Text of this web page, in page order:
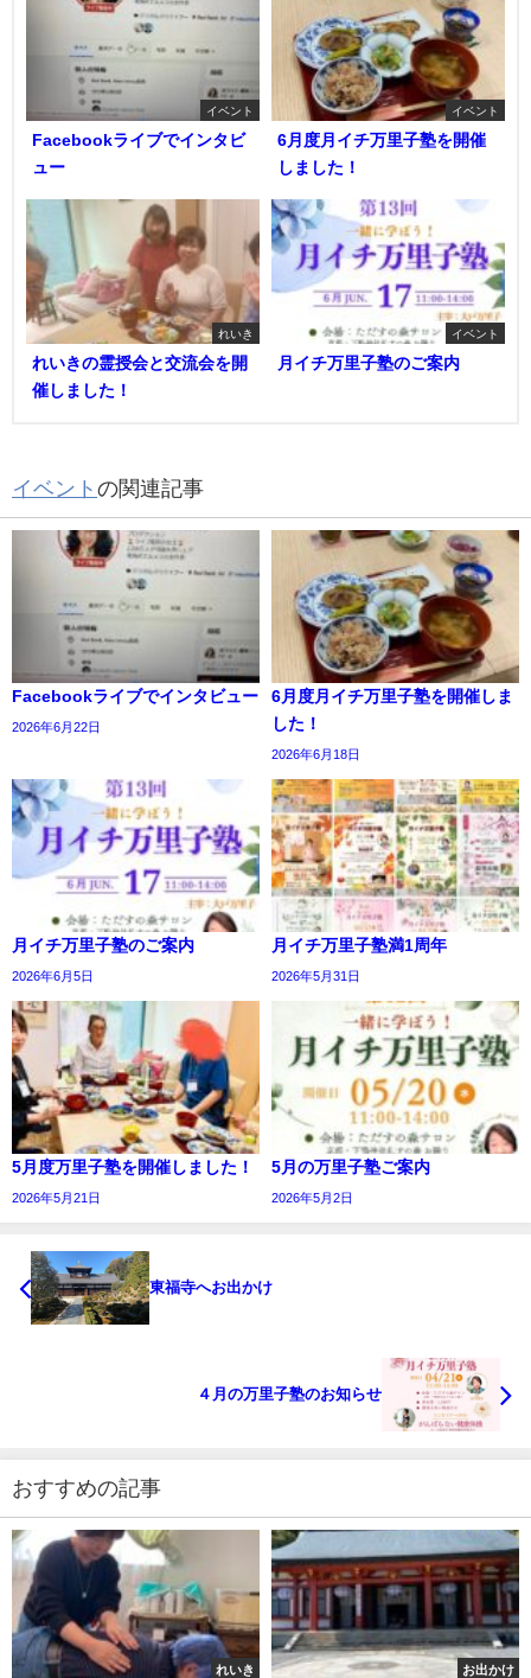
イベント
Facebookライブでインタビ
ュー
イベント
6月度月イチ万里子塾を開催
しました！
れいき
れいきの霊授会と交流会を開
催しました！
イベント
月イチ万里子塾のご案内
イベント の関連記事
Facebookライブでインタビュー
2026年6月22日
6月度月イチ万里子塾を開催しま
した！
2026年6月18日
月イチ万里子塾のご案内
2026年6月5日
月イチ万里子塾満1周年
2026年5月31日
5月度万里子塾を開催しました！
2026年5月21日
5月の万里子塾ご案内
2026年5月2日
東福寺へお出かけ
４月の万里子塾のお知らせ
おすすめの記事
れいき お出かけ